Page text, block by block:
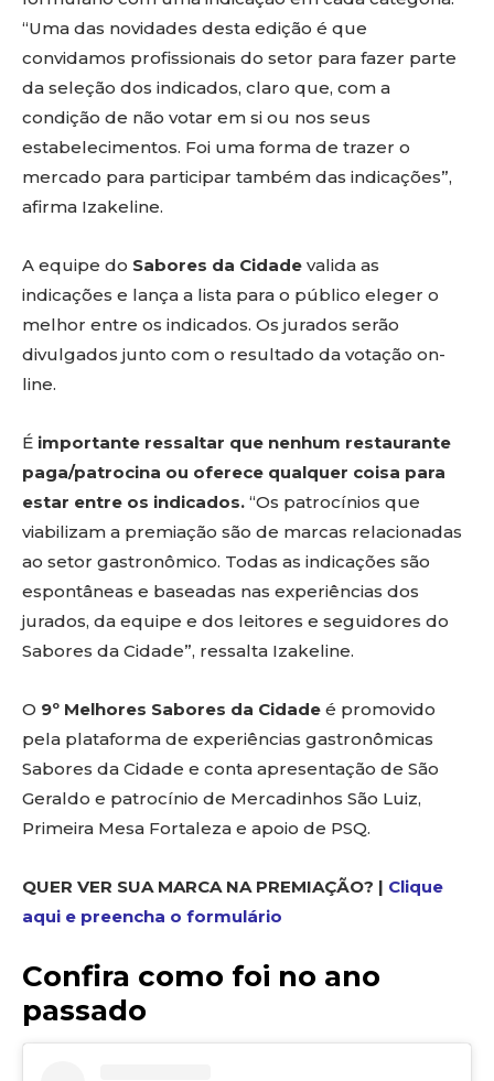
“Uma das novidades desta edição é que
convidamos profissionais do setor para fazer parte
da seleção dos indicados, claro que, com a
condição de não votar em si ou nos seus
estabelecimentos. Foi uma forma de trazer o
mercado para participar também das indicações”,
afirma Izakeline.
A equipe do Sabores da Cidade valida as
indicações e lança a lista para o público eleger o
melhor entre os indicados. Os jurados serão
divulgados junto com o resultado da votação on-
line.
É importante ressaltar que nenhum restaurante
paga/patrocina ou oferece qualquer coisa para
estar entre os indicados. “Os patrocínios que
viabilizam a premiação são de marcas relacionadas
ao setor gastronômico. Todas as indicações são
espontâneas e baseadas nas experiências dos
jurados, da equipe e dos leitores e seguidores do
Sabores da Cidade”, ressalta Izakeline.
O 9º Melhores Sabores da Cidade é promovido
pela plataforma de experiências gastronômicas
Sabores da Cidade e conta apresentação de São
Geraldo e patrocínio de Mercadinhos São Luiz,
Primeira Mesa Fortaleza e apoio de PSQ.
QUER VER SUA MARCA NA PREMIAÇÃO? | Clique
aqui e preencha o formulário
Confira como foi no ano
passado